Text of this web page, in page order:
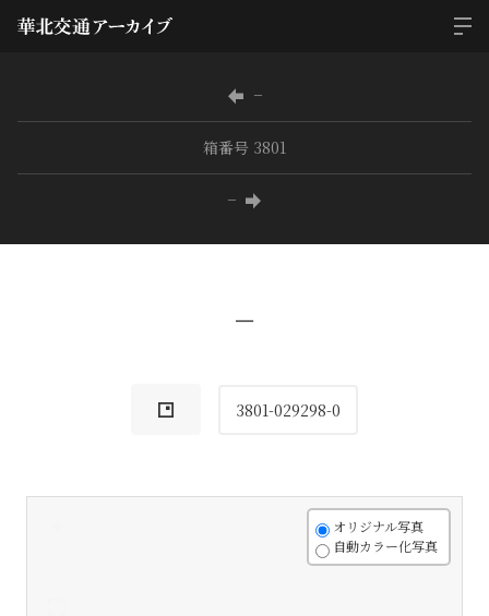
−
箱番号 3801
−
−
3801-029298-0
オリジナル写真
自動カラー化写真